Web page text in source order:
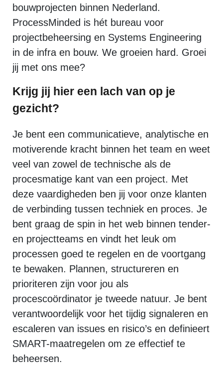
bouwprojecten binnen Nederland.
ProcessMinded is hét bureau voor
projectbeheersing en Systems Engineering
in de infra en bouw. We groeien hard. Groei
jij met ons mee?
Krijg jij hier een lach van op je
gezicht?
Je bent een communicatieve, analytische en
motiverende kracht binnen het team en weet
veel van zowel de technische als de
procesmatige kant van een project. Met
deze vaardigheden ben jij voor onze klanten
de verbinding tussen techniek en proces. Je
bent graag de spin in het web binnen tender-
en projectteams en vindt het leuk om
processen goed te regelen en de voortgang
te bewaken. Plannen, structureren en
prioriteren zijn voor jou als
procescoördinator je tweede natuur. Je bent
verantwoordelijk voor het tijdig signaleren en
escaleren van issues en risico’s en definieert
SMART-maatregelen om ze effectief te
beheersen.